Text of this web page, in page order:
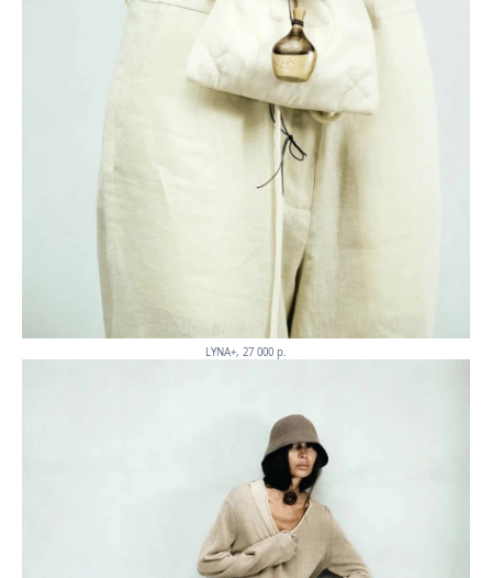
LYNA+, 27 000 p.